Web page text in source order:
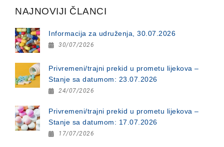
NAJNOVIJI ČLANCI
Informacija za udruženja, 30.07.2026
30/07/2026
Privremeni/trajni prekid u prometu lijekova –
Stanje sa datumom: 23.07.2026
24/07/2026
Privremeni/trajni prekid u prometu lijekova –
Stanje sa datumom: 17.07.2026
17/07/2026